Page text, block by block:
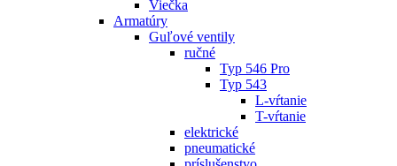
Viečka
Armatúry
Guľové ventily
ručné
Typ 546 Pro
Typ 543
L-vŕtanie
T-vŕtanie
elektrické
pneumatické